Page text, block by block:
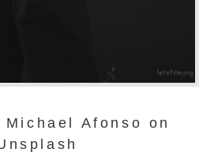
Afonso on